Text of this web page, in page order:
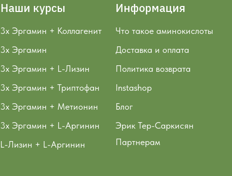
Наши курсы
3х Эргамин + Коллагенит
3х Эргамин
3х Эргамин + L-Лизин
3х Эргамин + Триптофан
3х Эргамин + Метионин
3х Эргамин + L-Аргинин
Информация
Что такое аминокислоты
Доставка и оплата
Политика возврата
Instashop
Блог
Эрик Тер-Саркисян
L-Лизин + L-Аргинин Партнерам